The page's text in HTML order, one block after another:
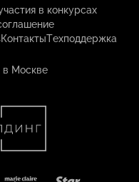
в конкурсах
КонтактыТехподдержка
в Москве